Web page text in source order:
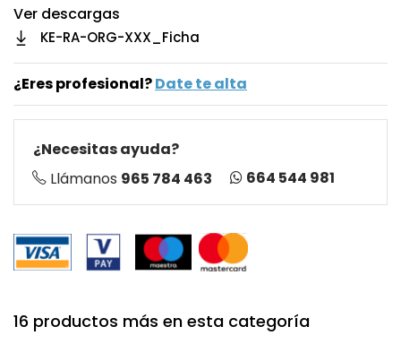
Ver descargas
KE-RA-ORG-XXX_Ficha
¿Eres profesional?Date te alta
¿Necesitas ayuda?
Llámanos 965 784 463 664 544 981
16 productos más en esta categoría